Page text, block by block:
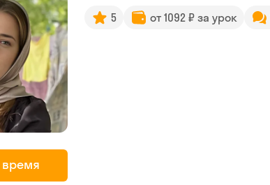
время
5 от 1092 ₽ за урок